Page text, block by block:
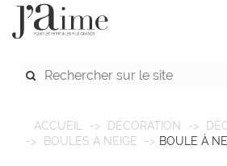
ACCUEIL DÉCORATION
BOULES À NEIGE
BOULE À